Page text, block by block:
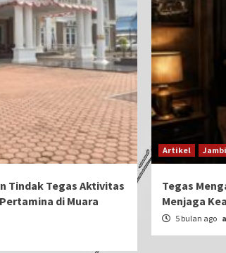
Tindak Tegas Aktivitas
di Muara
Artikel Jambi
Tegas
Menjaga
5 bulan ago